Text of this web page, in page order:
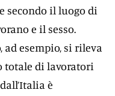
secondo il luogo di
e il sesso.
ad esempio, si rileva
totale di lavoratori
è